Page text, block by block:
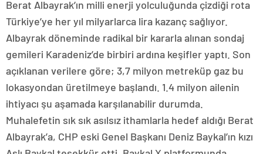
Berat Albayrak’ın milli enerji yolculuğunda çizdiği rota
Türkiye’ye her yıl milyarlarca lira kazanç sağlıyor.
Albayrak döneminde radikal bir kararla alınan sondaj
gemileri Karadeniz’de birbiri ardına keşifler yaptı. Son
açıklanan verilere göre; 3,7 milyon metreküp gaz bu
lokasyondan üretilmeye başlandı. 1.4 milyon ailenin
ihtiyacı şu aşamada karşılanabilir durumda.
Muhalefetin sık sık asılsız ithamlarla hedef aldığı Berat
Albayrak’a, CHP eski Genel Başkanı Deniz Baykal’ın kızı